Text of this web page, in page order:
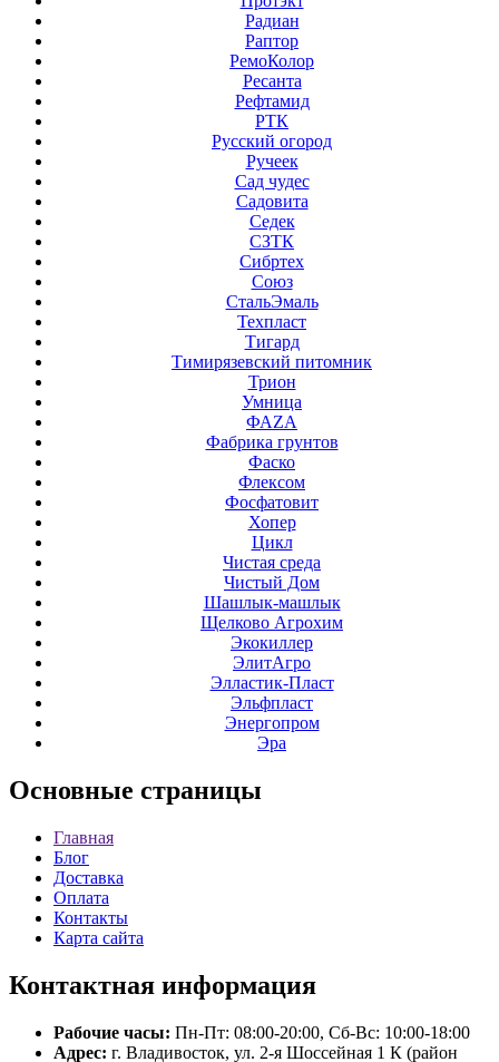
Радиан
Раптор
РемоКолор
Ресанта
Рефтамид
РТК
Русский огород
Ручеек
Сад чудес
Садовита
Седек
СЗТК
Сибртех
Союз
СтальЭмаль
Техпласт
Тигард
Тимирязевский питомник
Трион
Умница
ФАZА
Фабрика грунтов
Фаско
Флексом
Фосфатовит
Хопер
Цикл
Чистая среда
Чистый Дом
Шашлык-машлык
Щелково Агрохим
Экокиллер
ЭлитАгро
Элластик-Пласт
Эльфпласт
Энергопром
Эра
Основные страницы
Главная
Блог
Доставка
Оплата
Контакты
Карта сайта
Контактная информация
Рабочие часы: Пн-Пт: 08:00-20:00, Сб-Вс: 10:00-18:00
Адрес: г. Владивосток, ул. 2-я Шоссейная 1 К (район